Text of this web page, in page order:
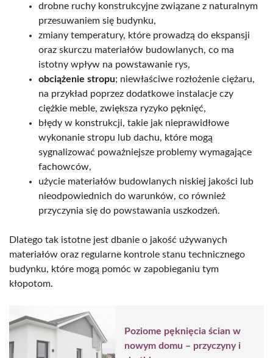
drobne ruchy konstrukcyjne związane z naturalnym
przesuwaniem się budynku,
zmiany temperatury, które prowadzą do ekspansji
oraz skurczu materiałów budowlanych, co ma
istotny wpływ na powstawanie rys,
obciążenie stropu; niewłaściwe rozłożenie ciężaru,
na przykład poprzez dodatkowe instalacje czy
ciężkie meble, zwiększa ryzyko pęknięć,
błędy w konstrukcji, takie jak nieprawidłowe
wykonanie stropu lub dachu, które mogą
sygnalizować poważniejsze problemy wymagające
fachowców,
użycie materiałów budowlanych niskiej jakości lub
nieodpowiednich do warunków, co również
przyczynia się do powstawania uszkodzeń.
Dlatego tak istotne jest dbanie o jakość używanych
materiałów oraz regularne kontrole stanu technicznego
budynku, które mogą pomóc w zapobieganiu tym
kłopotom.
Poziome pęknięcia ścian w
nowym domu – przyczyny i